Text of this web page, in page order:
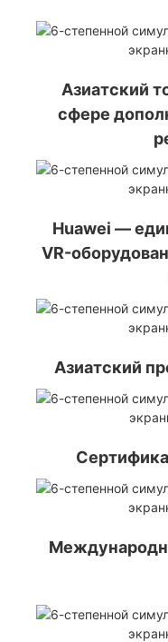
Азиатский
сфере
Huawei —
VR-
Азиатский